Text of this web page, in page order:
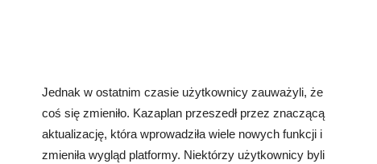
Jednak w ostatnim czasie użytkownicy zauważyli, że
coś się zmieniło. Kazaplan przeszedł przez znaczącą
aktualizację, która wprowadziła wiele nowych funkcji i
zmieniła wygląd platformy. Niektórzy użytkownicy byli